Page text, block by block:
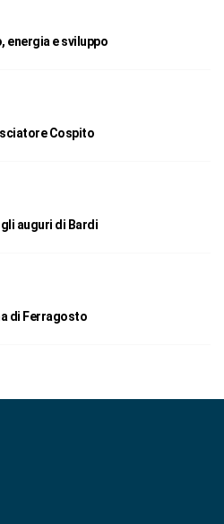
energia e sviluppo
Cospito
auguri di Bardi
di Ferragosto